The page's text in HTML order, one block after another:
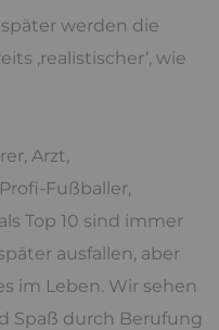
werden die
‚realistischer‘, wie
Arzt,
Fußballer,
Top 10 sind immer
ausfallen, aber
im Leben. Wir sehen
Spaß durch Berufung